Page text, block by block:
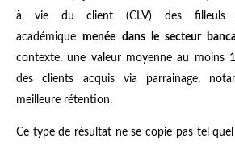
à vie du client (CLV) des filleuls
académiquemenée dans le secteur
contexte, une valeur moyenne au moins
des clients acquis via parrainage,
meilleure rétention.
Ce type de résultat ne se copie pas tel quel